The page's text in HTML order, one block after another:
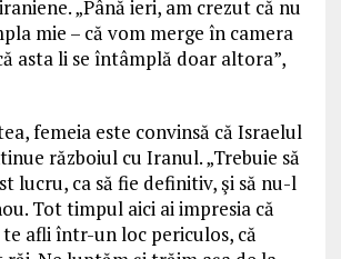
„Până ieri, am crezut că nu
mie – că vom merge în camera
asta li se întâmplă doar altora”,
femeia este convinsă că Israelul
războiul cu Iranul. „Trebuie să
lucru, ca să fie definitiv, şi să nu-l
Tot timpul aici ai impresia că
afli într-un loc periculos, că